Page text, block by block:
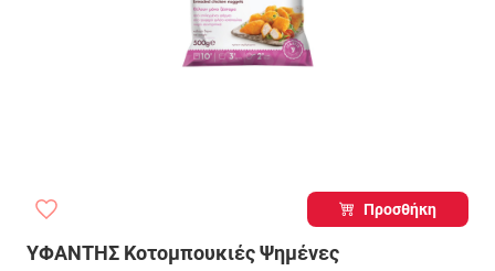
Προσθήκη
ΥΦΑΝΤΗΣ Κοτομπουκιές Ψημένες